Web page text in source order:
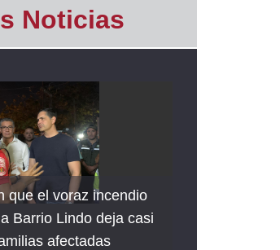
Noticias
que el voraz incendio
Barrio Lindo deja casi
afectadas